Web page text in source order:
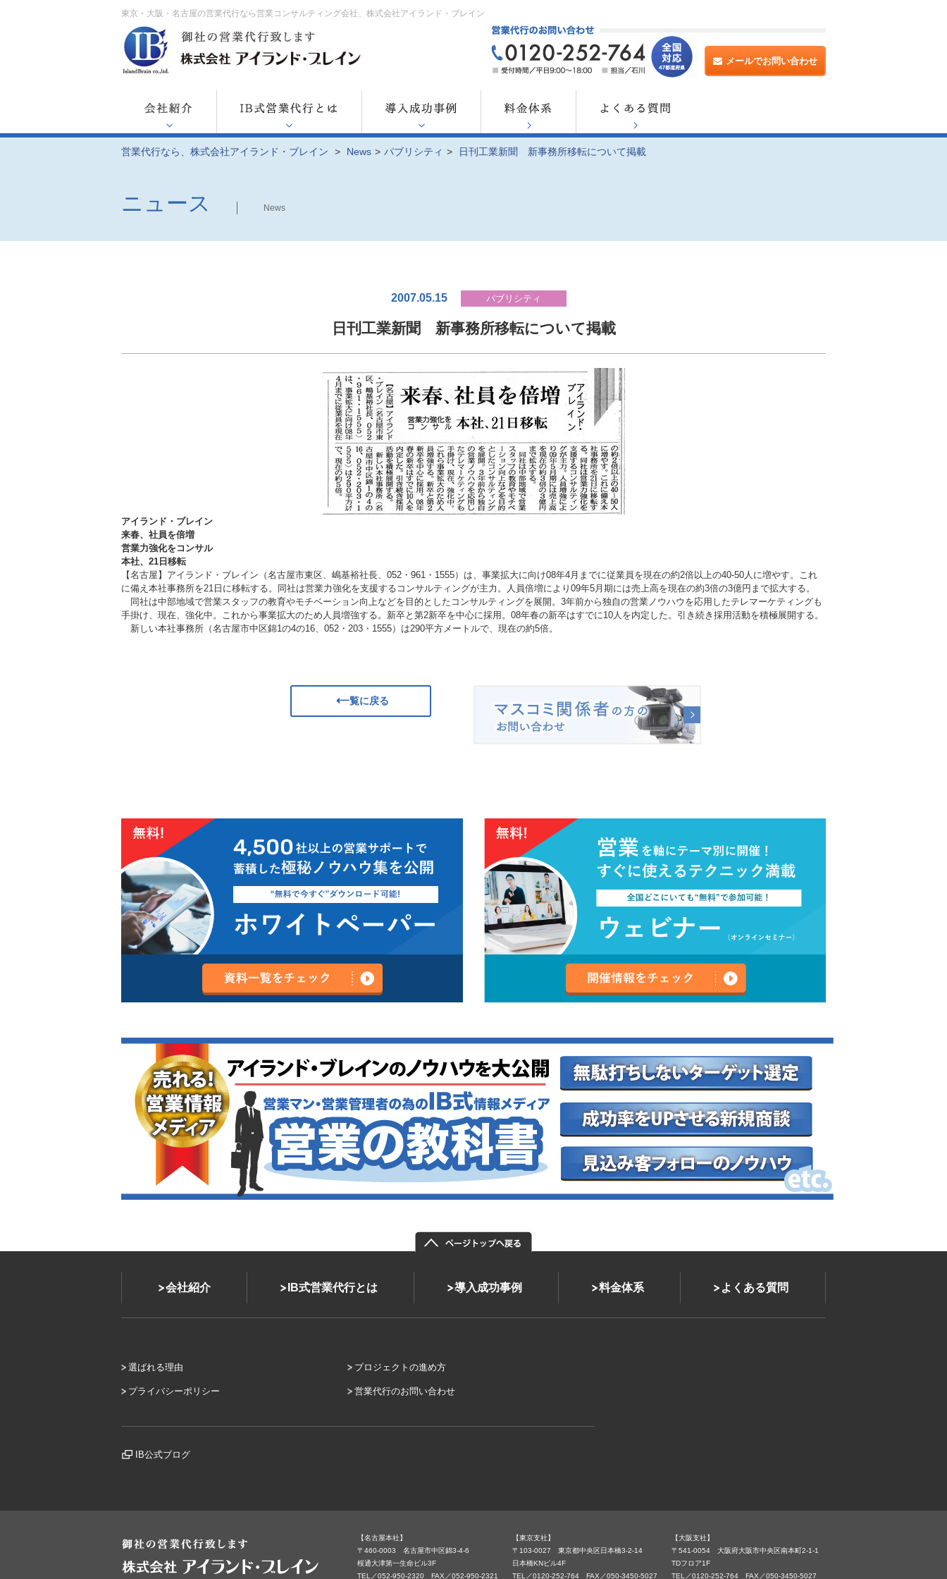
東京・大阪・名古屋の営業代行なら営業コンサルティング会社、株式会社アイランド・ブレイン
メールでお問い合わせ
営業代行なら、株式会社アイランド・ブレイン > News > パブリシティ > 日刊工業新聞 新事務所移転について掲載
ニュース News
2007.05.15 パブリシティ
日刊工業新聞 新事務所移転について掲載
アイランド・ブレイン
来春、社員を倍増
営業力強化をコンサル
本社、21日移転
【名古屋】アイランド・ブレイン（名古屋市東区、嶋基裕社長、052・961・1555）は、事業拡大に向け08年4月までに従業員を現在の約2倍以上の40-50人に増やす。これ
に備え本社事務所を21日に移転する。同社は営業力強化を支援するコンサルティングが主力。人員倍増により09年5月期には売上高を現在の約3倍の3億円まで拡大する。
同社は中部地域で営業スタッフの教育やモチベーション向上などを目的としたコンサルティングを展開。3年前から独自の営業ノウハウを応用したテレマーケティングも
手掛け、現在、強化中。これから事業拡大のため人員増強する。新卒と第2新卒を中心に採用。08年春の新卒はすでに10人を内定した。引き続き採用活動を積極展開する。
新しい本社事務所（名古屋市中区錦1の4の16、052・203・1555）は290平方メートルで、現在の約5倍。
一覧に戻る
会社紹介 IB式営業代行とは 導入成功事例 料金体系 よくある質問
選ばれる理由 プロジェクトの進め方
プライバシーポリシー 営業代行のお問い合わせ
IB公式ブログ
【名古屋本社】
〒460-0003 名古屋市中区錦3-4-6
桜通大津第一生命ビル3F
TEL／052-950-2320 FAX／052-950-2321
【東京支社】
〒103-0027 東京都中央区日本橋3-2-14
日本橋KNビル4F
TEL／0120-252-764 FAX／050-3450-5027
【大阪支社】
〒541-0054 大阪府大阪市中央区南本町2-1-1
TDフロア1F
TEL／0120-252-764 FAX／050-3450-5027